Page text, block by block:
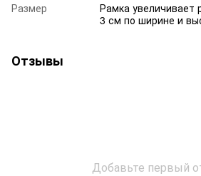
Размер
Рамка увеличивает
3 см по ширине и
Отзывы
Добавьте первый